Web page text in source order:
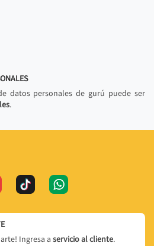
datos personales de gurú puede ser
.
Ingresa a servicio al cliente.